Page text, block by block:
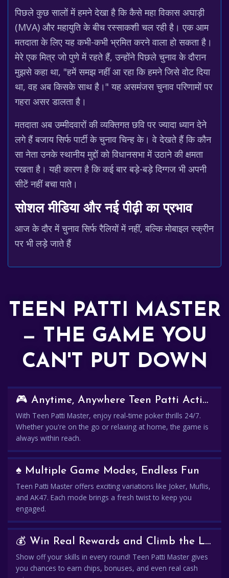
पिछले कुछ सालों में हमने देखा है कि कैसे महा विकास अघाड़ी
(MVA) और महायुति के बीच रस्साकशी चल रही है। एक आम
मतदाता के लिए यह कभी-कभी भ्रमित करने वाला हो सकता है।
मेरे एक मित्र जो पुणे में रहते हैं, उन्होंने पिछले चुनाव के दौरान
मुझसे कहा था, "हमें समझ नहीं आ रहा कि हमने जिसे वोट दिया
था, वह अब किसके साथ है।" यह असमंजस चुनाव परिणामों पर
गहरा असर डालता है।
मतदाता अब उम्मीदवारों की व्यक्तिगत छवि पर ज्यादा ध्यान देने
लगे हैं बजाय सिर्फ पार्टी के चुनाव चिन्ह के। वे देखते हैं कि कौन
सा नेता उनके स्थानीय मुद्दों को विधानसभा में उठाने की क्षमता
रखता है। यही कारण है कि कई बार बड़े-बड़े दिग्गज भी अपनी
सीटें नहीं बचा पाते।
सोशल मीडिया और नई पीढ़ी का प्रभाव
आज के दौर में चुनाव सिर्फ रैलियों में नहीं, बल्कि मोबाइल स्क्रीन
पर भी लड़े जाते हैं
TEEN PATTI MASTER
— THE GAME YOU
CAN'T PUT DOWN
🎮 Anytime, Anywhere Teen Patti Action
With Teen Patti Master, enjoy real-time poker thrills 24/7.
Whether you're on the go or relaxing at home, the game is
always within reach.
♠️ Multiple Game Modes, Endless Fun
Teen Patti Master offers exciting variations like Joker, Muflis,
and AK47. Each mode brings a fresh twist to keep you
engaged.
💰 Win Real Rewards and Climb the Leaderboard
Show off your skills in every round! Teen Patti Master gives
you chances to earn chips, bonuses, and even real cash